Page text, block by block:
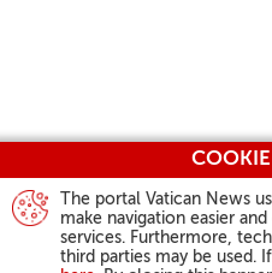
The portal Vatican News
make navigation easier
services. Furthermore,
third parties may be used.